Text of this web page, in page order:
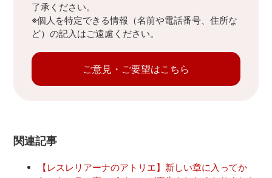
了承ください。
※個人を特定できる情報（名前や電話番号、住所な
ど）の記入はご遠慮ください。
ご意見・ご要望はこちら
関連記事
【レスレリアーナのアトリエ】新しい章に入ってか